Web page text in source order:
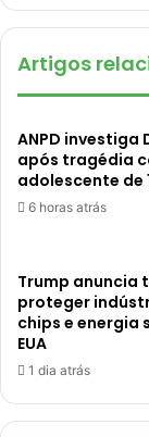
Artigos
ANPD investiga
após tragédia
adolescente de
6 horas atrás
Trump anuncia
proteger
chips e energia
EUA
1 dia atrás